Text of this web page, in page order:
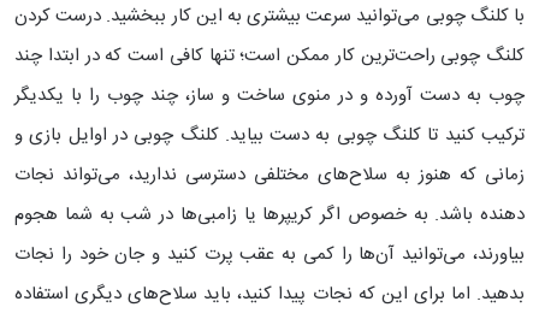
با کلنگ چوبی می‌توانید سرعت بیشتری به این کار ببخشید. درست کردن
کلنگ چوبی راحت‌ترین کار ممکن است؛ تنها کافی است که در ابتدا چند
چوب به دست آورده و در منوی ساخت و ساز، چند چوب را با یکدیگر
ترکیب کنید تا کلنگ چوبی به دست بیاید. کلنگ چوبی در اوایل بازی و
زمانی که هنوز به سلاح‌های مختلفی دسترسی ندارید، می‌تواند نجات
دهنده باشد. به خصوص اگر کریپرها یا زامبی‌ها در شب به شما هجوم
بیاورند، می‌توانید آن‌ها را کمی به عقب پرت کنید و جان خود را نجات
بدهید. اما برای این که نجات پیدا کنید، باید سلاح‌های دیگری استفاده